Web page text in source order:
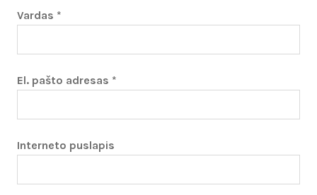
Vardas *
El. pašto adresas *
Interneto puslapis